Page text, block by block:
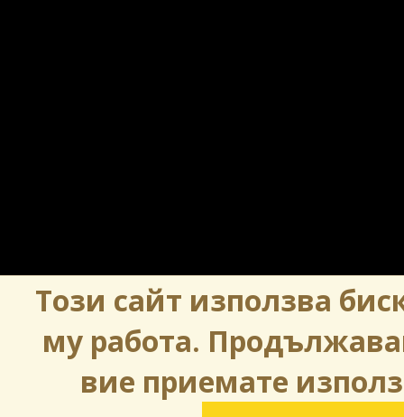
Този сайт използва
му работа.
вие приемате